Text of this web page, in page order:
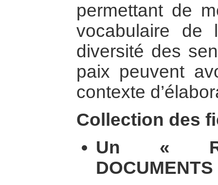
permettant de
vocabulaire
diversité des
paix peuvent
contexte
Collection des
Un «